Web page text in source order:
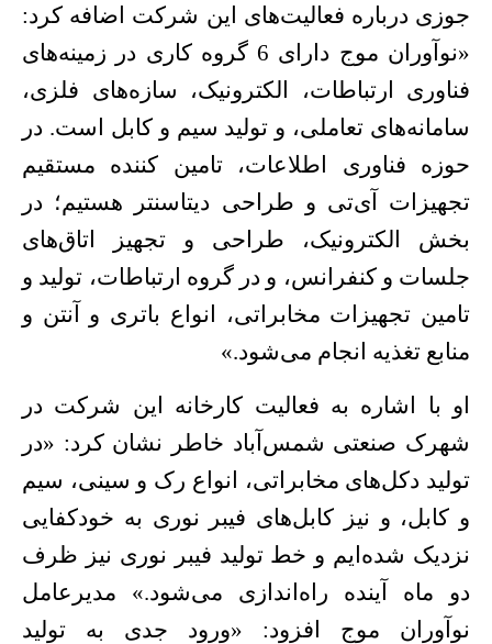
جوزی درباره فعالیت‌های این شرکت اضافه کرد:
«نوآوران موج دارای 6 گروه کاری در زمینه‌های
فناوری ارتباطات، الکترونیک، سازه‌های فلزی،
سامانه‌های تعاملی، و تولید سیم و کابل است. در
حوزه فناوری اطلاعات، تامین کننده مستقیم
تجهیزات آی‌تی و طراحی دیتاسنتر هستیم؛ در
بخش الکترونیک، طراحی و تجهیز اتاق‌های
جلسات و کنفرانس، و در گروه ارتباطات، تولید و
تامین تجهیزات مخابراتی، انواع باتری و آنتن و
منابع تغذیه انجام می‌شود.
»
او با اشاره به فعالیت کارخانه این شرکت در
شهرک صنعتی شمس‌آباد خاطر نشان کرد: «در
تولید دکل‌های مخابراتی، انواع رک و سینی، سیم
و کابل، و نیز کابل‌های فیبر نوری به خودکفایی
نزدیک شده‌ایم و خط تولید فیبر نوری نیز ظرف
دو ماه آینده راه‌اندازی می‌شود.» مدیرعامل
نوآوران موج افزود: «ورود جدی به تولید